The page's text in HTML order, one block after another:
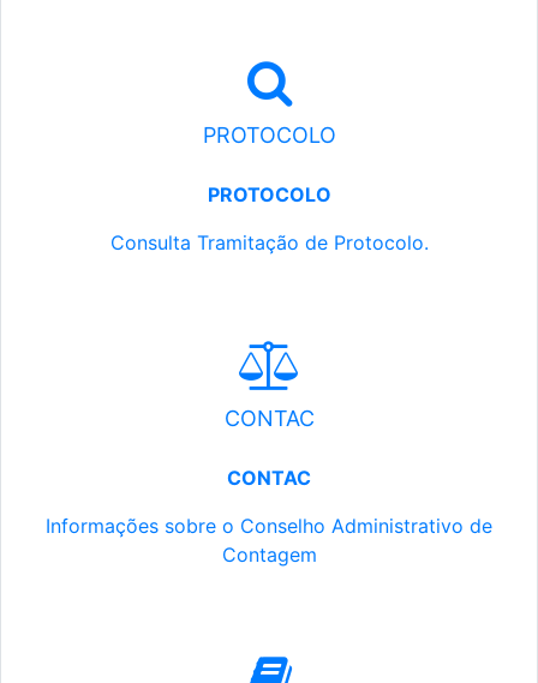
PROTOCOLO
PROTOCOLO
Consulta Tramitação de Protocolo.
CONTAC
CONTAC
Informações sobre o Conselho Administrativo de
Contagem